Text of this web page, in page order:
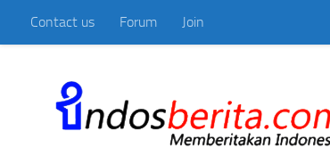
Skip to content
Contact us Forum Join